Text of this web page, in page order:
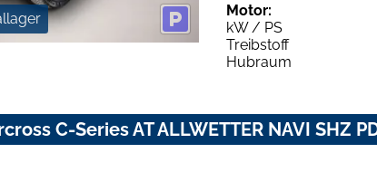
Motor:
kW / PS
Treibstoff
Hubraum
C-Series AT ALLWETTER NAVI SHZ